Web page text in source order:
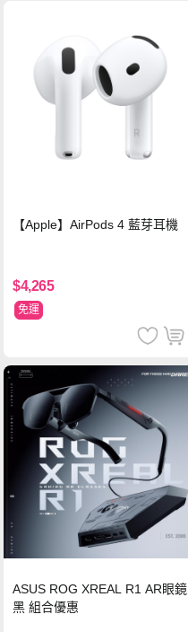
【Apple】AirPods 4 藍芽耳機
$4,265
免運
ASUS ROG XREAL R1 AR眼鏡
黑 組合優惠